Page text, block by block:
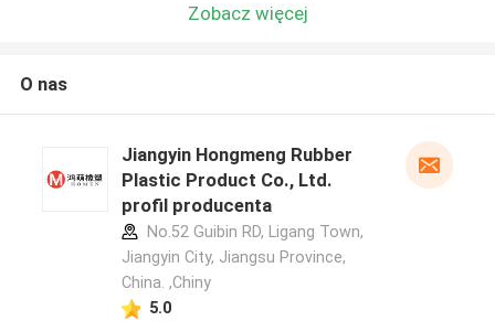
Zobacz więcej
O nas
Jiangyin Hongmeng Rubber
Plastic Product Co., Ltd.
profil producenta
No.52 Guibin RD, Ligang Town,
Jiangyin City, Jiangsu Province,
China. ,Chiny
5.0